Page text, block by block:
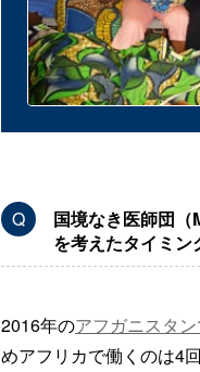
Q
国境なき医師団
を考えたタイミン
2016年のアフガニスタ
めアフリカで働くのは4